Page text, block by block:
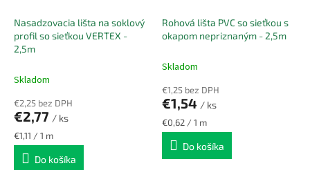
Nasadzovacia lišta na soklový
profil so sieťkou VERTEX -
2,5m
Skladom
€2,25 bez DPH
€2,77 / ks
Jednotková
cena:
€1,11 / 1 m
Do košíka
Rohová lišta PVC so sieťkou s
okapom nepriznaným - 2,5m
Skladom
€1,25 bez DPH
€1,54 / ks
Jednotková
cena:
€0,62 / 1 m
Do košíka